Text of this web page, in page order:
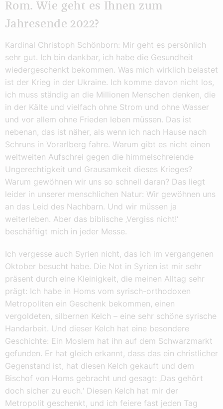
Rom. Wie geht es Ihnen zum
Jahresende 2022?
Kardinal Christoph Schönborn: Mir geht es persönlich
sehr gut. Ich bin dankbar, ich habe die Gesundheit
wiedergeschenkt bekommen. Was mich wirklich belastet
ist der Krieg in der Ukraine. Ich komme davon nicht los,
ich muss ständig an die Millionen Menschen denken, die
in der Kälte und vielfach ohne Strom und ohne Wasser
und vor allem ohne Frieden leben müssen. Das ist
nebenan, das ist näher, als wenn ich nach Hause nach
Schruns in Vorarlberg fahre. Warum gibt es nicht einen
weltweiten Aufschrei gegen die himmelschreiende
Ungerechtigkeit und Grausamkeit dieses Krieges?
Warum gewöhnen wir uns so schnell daran? Das liegt
leider in unserer menschlichen Natur: Wir gewöhnen uns
an das Leid des Nachbarn. Und wir müssen ja
weiterleben. Aber das biblische ‚Vergiss nicht!‘
beschäftigt mich in jeder Messe.
Ich vergesse auch Syrien nicht, das ich im vergangenen
Oktober besucht habe. Die Not in Syrien ist mir sehr
präsent durch eine Kleinigkeit, die meinen Alltag sehr
prägt: Ich habe in Homs vom syrisch-orthodoxen
Metropoliten ein Geschenk bekommen, einen
vergoldeten, silbernen Kelch – eine sehr schöne syrische
Handarbeit. Und dieser Kelch hat eine besondere
Geschichte: Ein Moslem hat ihn auf dem Schwarzmarkt
gefunden. Er hat gleich erkannt, dass das ein christlicher
Gegenstand ist, hat diesen Kelch gekauft und dem
Bischof von Homs gebracht und gesagt: ‚Das gehört
doch sicher zu euch.‘ Diesen Kelch hat mir der
Metropolit geschenkt, und ich feiere fast jeden Tag